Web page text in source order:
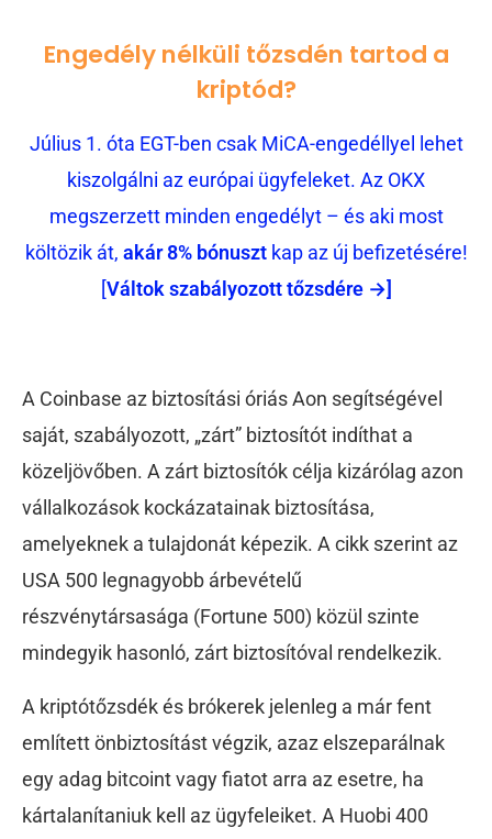
Engedély nélküli tőzsdén tartod a
kriptód?
Július 1. óta EGT-ben csak MiCA-engedéllyel lehet
kiszolgálni az európai ügyfeleket. Az OKX
megszerzett minden engedélyt – és aki most
költözik át, akár 8% bónusztkap az új befizetésére!
[Váltok szabályozott tőzsdére →]
A Coinbase az biztosítási óriás Aon segítségével
saját, szabályozott, „zárt” biztosítót indíthat a
közeljövőben. A zárt biztosítók célja kizárólag azon
vállalkozások kockázatainak biztosítása,
amelyeknek a tulajdonát képezik. A cikk szerint az
USA 500 legnagyobb árbevételű
részvénytársasága (Fortune 500) közül szinte
mindegyik hasonló, zárt biztosítóval rendelkezik.
A kriptótőzsdék és brókerek jelenleg a már fent
említett önbiztosítást végzik, azaz elszeparálnak
egy adag bitcoint vagy fiatot arra az esetre, ha
kártalanítaniuk kell az ügyfeleiket. A Huobi 400